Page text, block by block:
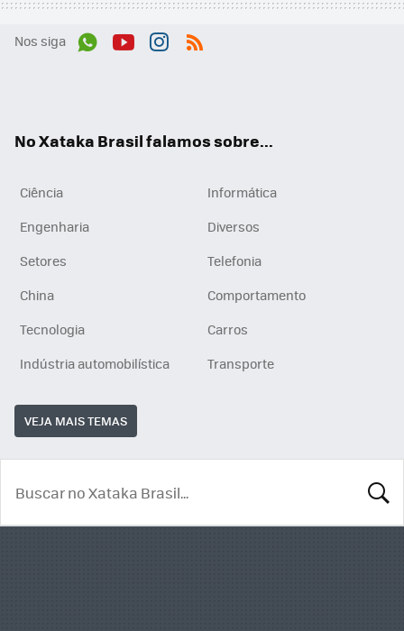
Nos siga
No Xataka Brasil falamos sobre...
Ciência
Informática
Engenharia
Diversos
Setores
Telefonia
China
Comportamento
Tecnologia
Carros
Indústria automobilística
Transporte
VEJA MAIS TEMAS